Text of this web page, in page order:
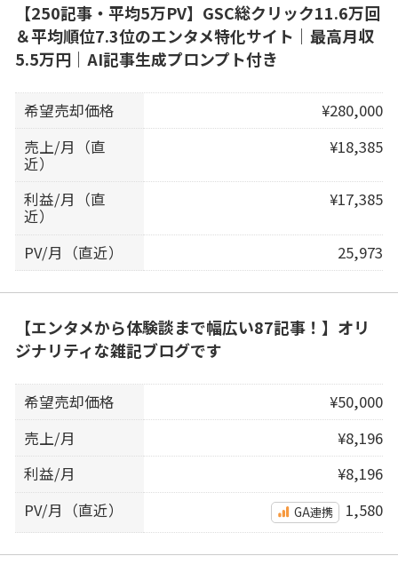
【250記事・平均5万PV】GSC総クリック11.6万回
＆平均順位7.3位のエンタメ特化サイト｜最高月収
5.5万円｜AI記事生成プロンプト付き
希望売却価格
¥280,000
売上/月（直
近）
¥18,385
利益/月（直
近）
¥17,385
PV/月（直近） 25,973
【エンタメから体験談まで幅広い87記事！】オリ
ジナリティな雑記ブログです
希望売却価格
¥50,000
売上/月
¥8,196
利益/月
¥8,196
PV/月（直近）
GA連携 1,580